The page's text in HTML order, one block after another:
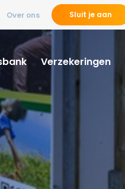
Over ons Sluit je aan
Verzekeringen